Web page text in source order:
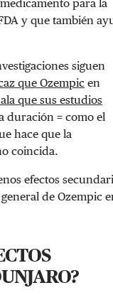
para la
y que también
siguen
que Ozempic en
que sus estudios
duración = como el
hace que la
coincida.
efectos
de Ozempic